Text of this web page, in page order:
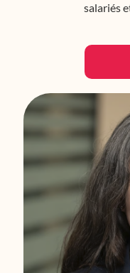
salariés